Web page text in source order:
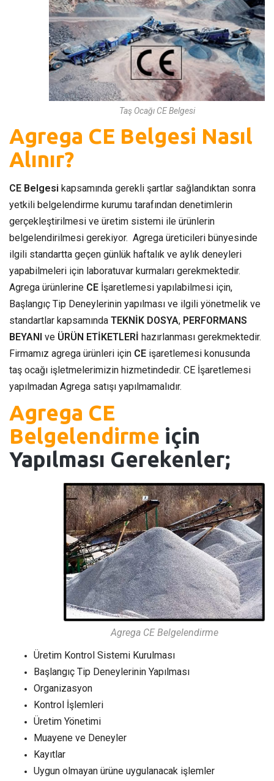
Taş Ocağı CE Belgesi
Agrega CE Belgesi Nasıl
Alınır?
CE Belgesi kapsamında gerekli şartlar sağlandıktan sonra
yetkili belgelendirme kurumu tarafından denetimlerin
gerçekleştirilmesi ve üretim sistemi ile ürünlerin
belgelendirilmesi gerekiyor. Agrega üreticileri bünyesinde
ilgili standartta geçen günlük haftalık ve aylık deneyleri
yapabilmeleri için laboratuvar kurmaları gerekmektedir.
Agrega ürünlerine CE İşaretlemesi yapılabilmesi için,
Başlangıç Tip Deneylerinin yapılması ve ilgili yönetmelik ve
standartlar kapsamında TEKNİK DOSYA, PERFORMANS
BEYANI ve ÜRÜN ETİKETLERİ hazırlanması gerekmektedir.
Firmamız agrega ürünleri için CE işaretlemesi konusunda
taş ocağı işletmelerimizin hizmetindedir. CE İşaretlemesi
yapılmadan Agrega satışı yapılmamalıdır.
Agrega CE
Belgelendirme için
Yapılması Gerekenler;
Agrega CE Belgelendirme
Üretim Kontrol Sistemi Kurulması
Başlangıç Tip Deneylerinin Yapılması
Organizasyon
Kontrol İşlemleri
Üretim Yönetimi
Muayene ve Deneyler
Kayıtlar
Uygun olmayan ürüne uygulanacak işlemler